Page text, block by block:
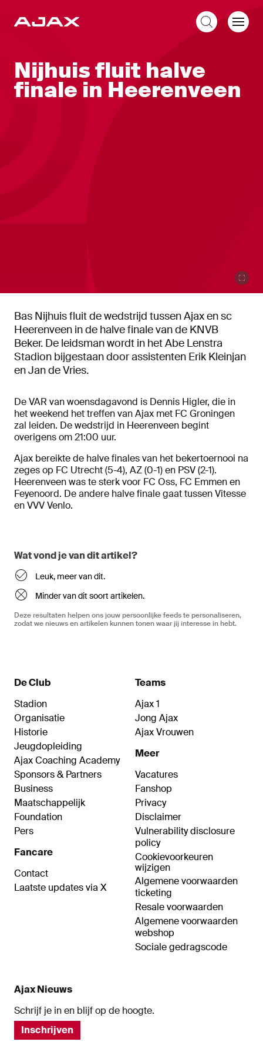
Nijhuis fluit halve
finale in Heerenveen
Bas Nijhuis fluit de wedstrijd tussen Ajax en sc
Heerenveen in de halve finale van de KNVB
Beker. De leidsman wordt in het Abe Lenstra
Stadion bijgestaan door assistenten Erik Kleinjan
en Jan de Vries.
De VAR van woensdagavond is Dennis Higler, die in
het weekend het treffen van Ajax met FC Groningen
zal leiden. De wedstrijd in Heerenveen begint
overigens om 21:00 uur.
Ajax bereikte de halve finales van het bekertoernooi na
zeges op FC Utrecht (5-4), AZ (0-1) en PSV (2-1).
Heerenveen was te sterk voor FC Oss, FC Emmen en
Feyenoord. De andere halve finale gaat tussen Vitesse
en VVV Venlo.
Wat vond je van dit artikel?
Leuk, meer van dit.
Minder van dit soort artikelen.
Deze resultaten helpen ons jouw persoonlijke feeds te personaliseren,
zodat we nieuws en artikelen kunnen tonen waar jij interesse in hebt.
De Club
Stadion
Organisatie
Historie
Jeugdopleiding
Ajax Coaching Academy
Sponsors & Partners
Business
Maatschappelijk
Foundation
Pers
Fancare
Contact
Laatste updates via X
Teams
Ajax 1
Jong Ajax
Ajax Vrouwen
Meer
Vacatures
Fanshop
Privacy
Disclaimer
Vulnerability disclosure
policy
Cookievoorkeuren
wijzigen
Algemene voorwaarden
ticketing
Resale voorwaarden
Algemene voorwaarden
webshop
Sociale gedragscode
Ajax Nieuws
Schrijf je in en blijf op de hoogte.
Inschrijven